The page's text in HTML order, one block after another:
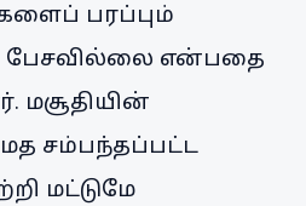
பரப்பும்
பேசவில்லை என்பதை
மசூதியின்
சம்பந்தப்பட்ட
மட்டுமே